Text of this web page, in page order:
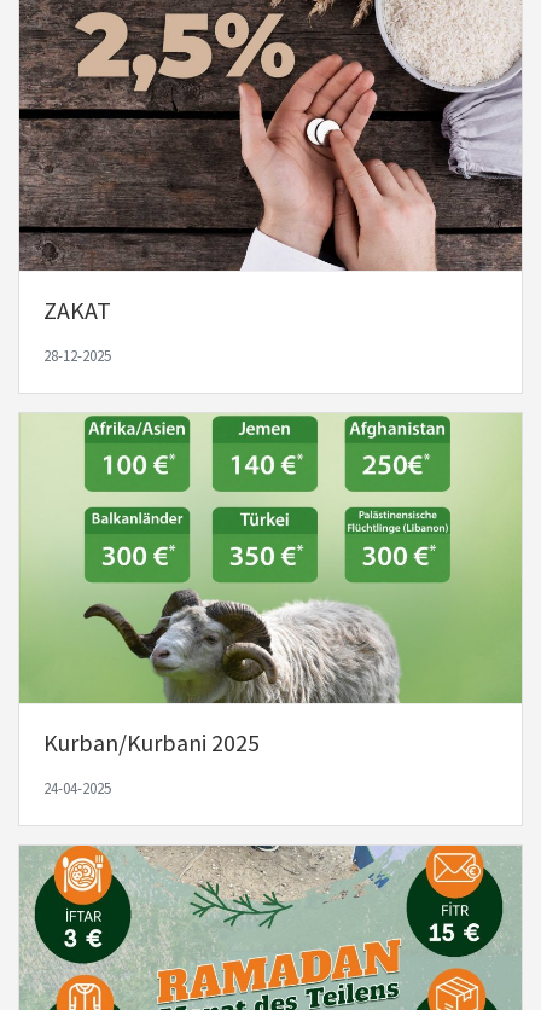
ZAKAT
28-12-2025
Kurban/Kurbani 2025
24-04-2025